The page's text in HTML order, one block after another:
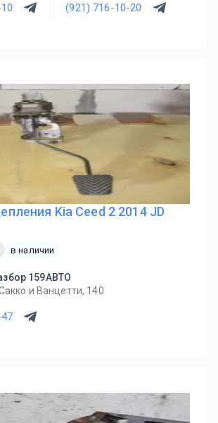
(921) 716-10-20
Kia Ceed 2 2014 JD
в наличии
159АВТО
и Ванцетти, 140